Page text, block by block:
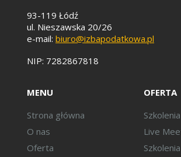
93-119 Łódź
ul. Nieszawska 20/26
e-mail: biuro@izbapodatkowa.pl
NIP: 7282867818
MENU
Strona główna
O nas
Oferta
OFERTA
Live